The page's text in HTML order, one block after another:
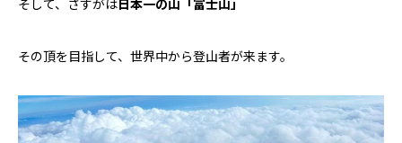
その頂を目指して、世界中から登山者が来ます。